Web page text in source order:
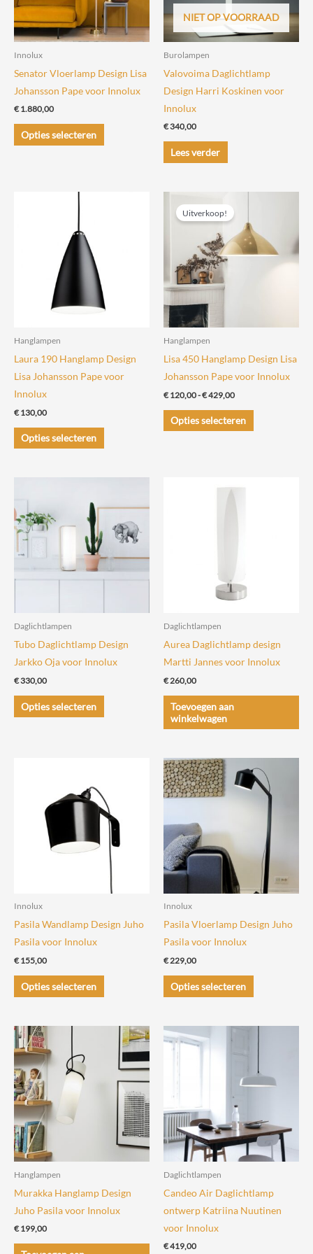
op
de
Innolux
Senator Vloerlamp Design Lisa
Johansson Pape voor Innolux
€1.880,00
Opties selecteren
Dit
product
op
productpagina
NIET OP VOORRAAD
Burolampen
Valovoima Daglichtlamp
Design Harri Koskinen voor
Innolux
€340,00
Lees verder
Hanglampen
Laura 190 Hanglamp Design
Lisa Johansson Pape voor
Innolux
€130,00
Opties selecteren
Dit
product
optie
gekozen
productpagina
Uitverkoop!
Hanglampen
Lisa 450 Hanglamp Design Lisa
Johansson Pape voor Innolux
€120,00-€429,00Prijsklasse:
tot
€ 429,00
Opties selecteren
Dit
product
Daglichtlampen
Tubo Daglichtlamp Design
Jarkko Oja voor Innolux
€330,00
Opties selecteren
Dit
product
optie
kan
gekozen
worden
op
de
productpagina
Daglichtlampen
Aurea Daglichtlamp design
Martti Jannes voor Innolux
€260,00
Toevoegen aan
winkelwagen
Innolux
Pasila Wandlamp Design Juho
Pasila voor Innolux
€155,00
Opties selecteren
Dit
product
meerdere
variaties.
Deze
optie
kan
gekozen
worden
productpagina
Innolux
Pasila Vloerlamp Design Juho
Pasila voor Innolux
€229,00
Opties selecteren
Dit
product
variaties.
optie
gekozen
worden
op
Hanglampen
Murakka Hanglamp Design
Juho Pasila voor Innolux
€199,00
Daglichtlampen
Candeo Air Daglichtlamp
ontwerp Katriina Nuutinen
voor Innolux
€419,00